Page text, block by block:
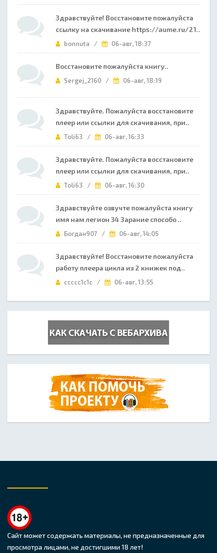
Здравствуйте! Восстановите пожалуйста
ссылку на скачивание https://aume.ru/21..
bonnuta / 06-авг, 18:37
Восстановите пожалуйста книгу..
Sergej_2160 / 06-авг, 18:19
Здравствуйте. Пожалуйста восстановите
плеер или ссылки для скачивания, при..
Toli63 / 06-авг, 16:33
Здравствуйте. Пожалуйста восстановите
плеер или ссылки для скачивания, при..
Toli63 / 06-авг, 16:30
Здравствуйте озвучте пожалуйста книгу
имя нам легион 34 Зарание способо ..
Богдан907 / 06-авг, 14:05
Здравствуйте! Восстановите пожалуйста
работу плеера цикла из 2 книжек под..
ccccc1c1c / 06-авг, 13:55
Сайт может содержать материалы, не предназначенные для
просмотра лицами, не достигшими 18 лет!